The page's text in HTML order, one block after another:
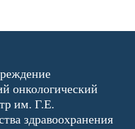
онкологический
им. Г.Е.
здравоохранения